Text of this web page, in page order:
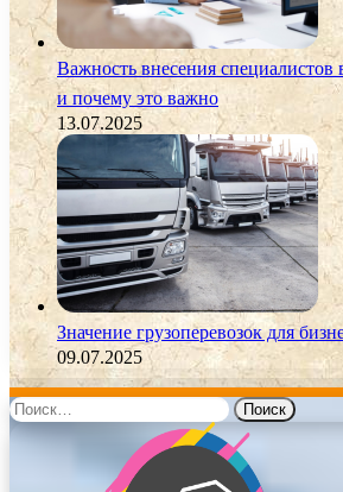
Важность внесения специалистов
и почему это важно
13.07.2025
Значение грузоперевозок для
09.07.2025
Найти: